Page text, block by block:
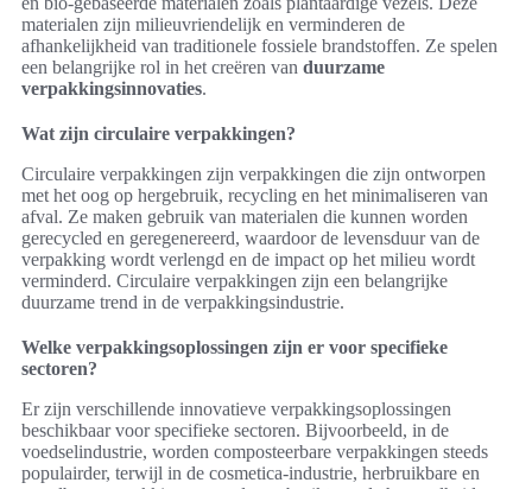
materialen zijn milieuvriendelijk en verminderen de
afhankelijkheid van traditionele fossiele brandstoffen. Ze spelen
een belangrijke rol in het creëren van duurzame
verpakkingsinnovaties.
Wat zijn circulaire verpakkingen?
Circulaire verpakkingen zijn verpakkingen die zijn ontworpen
met het oog op hergebruik, recycling en het minimaliseren van
afval. Ze maken gebruik van materialen die kunnen worden
gerecycled en geregenereerd, waardoor de levensduur van de
verpakking wordt verlengd en de impact op het milieu wordt
verminderd. Circulaire verpakkingen zijn een belangrijke
duurzame trend in de verpakkingsindustrie.
Welke verpakkingsoplossingen zijn er voor specifieke
sectoren?
Er zijn verschillende innovatieve verpakkingsoplossingen
beschikbaar voor specifieke sectoren. Bijvoorbeeld, in de
voedselindustrie, worden composteerbare verpakkingen steeds
populairder, terwijl in de cosmetica-industrie, herbruikbare en